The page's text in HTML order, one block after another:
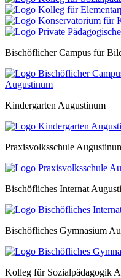
Bischöflicher Campus für
Kindergarten Augustinum
Praxisvolksschule
Bischöfliches Internat
Bischöfliches Gymnasium
Kolleg für Sozialpädagogik